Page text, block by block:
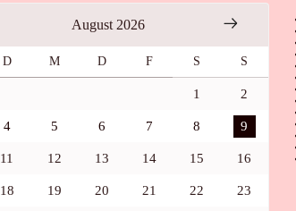
August 2026
D M D F S S
1 2
4 5 6 7 8 9
11 12 13 14 15 16
18 19 20 21 22 23